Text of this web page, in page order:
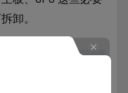
卸。